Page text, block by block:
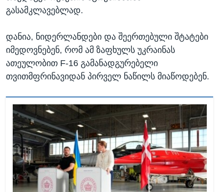
გასამკლავებლად.
დანია, ნიდერლანდები და შეერთებული შტატები
იმედოვნებენ, რომ ამ ზაფხულს უკრაინას
ათეულობით F-16 გამანადგურებელი
თვითმფრინავიდან პირველ ნაწილს მიაწოდებენ.